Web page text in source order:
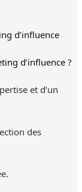
d’influence
d’influence ?
et d’un
des